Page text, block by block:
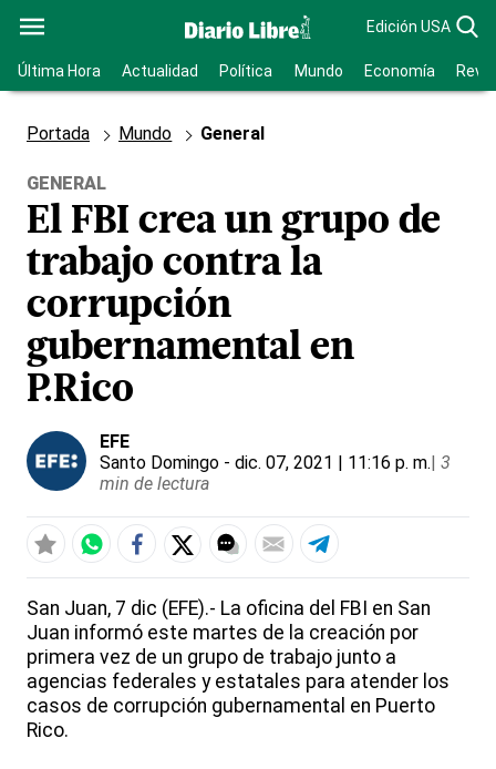
Edición USA
Última Hora Actualidad Política Mundo Economía
Portada Mundo General
GENERAL
El FBI crea un grupo de
trabajo contra la
corrupción
gubernamental en
P.Rico
EFE
Santo Domingo - dic. 07, 2021 | 11:16 p. m.| 3
min de lectura
San Juan, 7 dic (EFE).- La oficina del FBI en San
Juan informó este martes de la creación por
primera vez de un grupo de trabajo junto a
agencias federales y estatales para atender los
casos de corrupción gubernamental en Puerto
Rico.